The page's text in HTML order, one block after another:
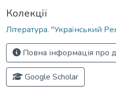
Колекції
Література. "Український
Повна інформація про
Google Scholar